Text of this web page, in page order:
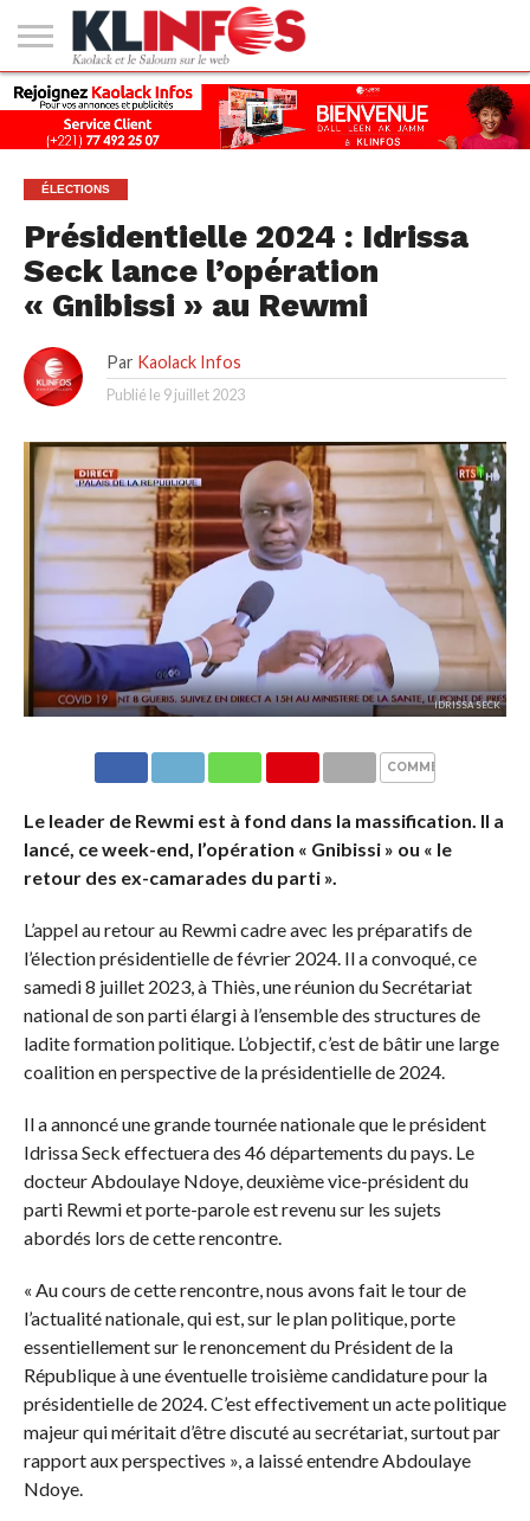
#2
(PAS
DE
TITRE)
KAOLACK
POLITIQUE
ECONOMIE
SOCIÉTÉ
CULTURE
PEOPLE
SPORT
SANTÉ
AFRIQUE
INTERNATIONAL
EMPLOI &
FORMATION
ÉLECTIONS
Présidentielle 2024 : Idrissa
Seck lance l’opération
« Gnibissi » au Rewmi
Par Kaolack Infos
Publié le 9 juillet 2023
IDRISSA SECK
COMMENTAIRES
Le leader de Rewmi est à fond dans la massification. Il a
lancé, ce week-end, l’opération « Gnibissi » ou « le
retour des ex-camarades du parti ».
L’appel au retour au Rewmi cadre avec les préparatifs de
l’élection présidentielle de février 2024. Il a convoqué, ce
samedi 8 juillet 2023, à Thiès, une réunion du Secrétariat
national de son parti élargi à l’ensemble des structures de
ladite formation politique. L’objectif, c’est de bâtir une large
coalition en perspective de la présidentielle de 2024.
Il a annoncé une grande tournée nationale que le président
Idrissa Seck effectuera des 46 départements du pays. Le
docteur Abdoulaye Ndoye, deuxième vice-président du
parti Rewmi et porte-parole est revenu sur les sujets
abordés lors de cette rencontre.
« Au cours de cette rencontre, nous avons fait le tour de
l’actualité nationale, qui est, sur le plan politique, porte
essentiellement sur le renoncement du Président de la
République à une éventuelle troisième candidature pour la
présidentielle de 2024. C’est effectivement un acte politique
majeur qui méritait d’être discuté au secrétariat, surtout par
rapport aux perspectives », a laissé entendre Abdoulaye
Ndoye.